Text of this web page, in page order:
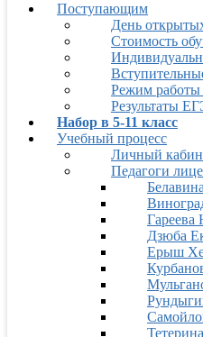
Поступающим
День
Стоимость
Режим
Результаты
Набор в 5-11 класс
Учебный процесс
Личный
Педагоги
Гареева
Дзюба
Ерыш